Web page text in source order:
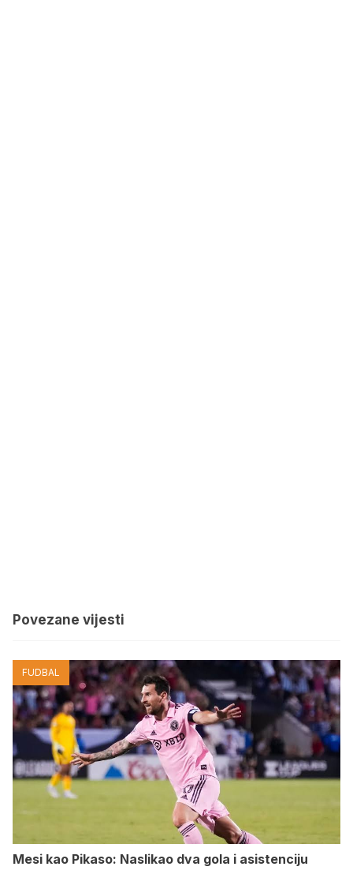
Povezane vijesti
FUDBAL
Mesi kao Pikaso: Naslikao dva gola i asistenciju